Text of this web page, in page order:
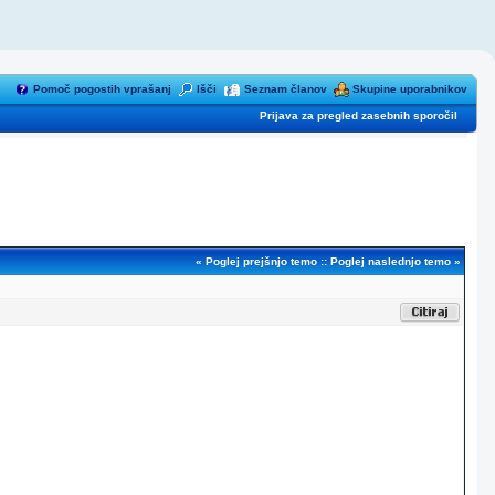
Pomoč pogostih vprašanj Išči Seznam članov Skupine uporabnikov
Prijava za pregled zasebnih sporočil
« Poglej prejšnjo temo :: Poglej naslednjo temo »